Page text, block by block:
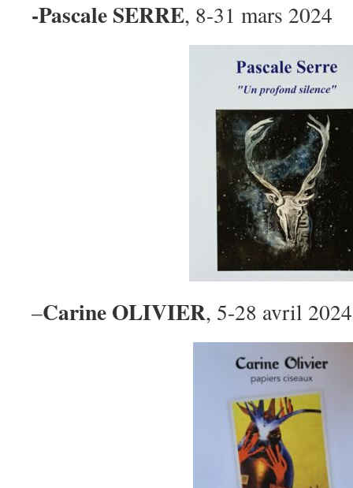
-Pascale SERRE, 8-31 mars 2024
–Carine OLIVIER, 5-28 avril 2024